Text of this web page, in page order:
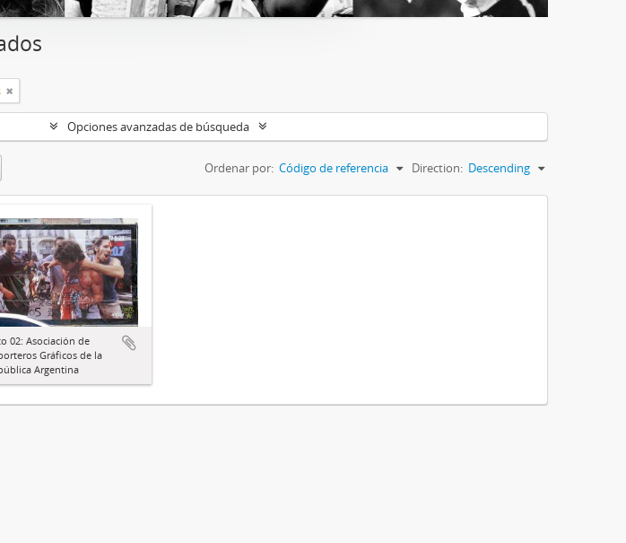
Opciones avanzadas de búsqueda
Ordenar por: Código de referencia Direction: Descending
02: Asociación de
Gráficos de la
Argentina